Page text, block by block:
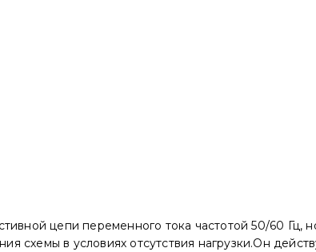
цепи переменного тока частотой 50/60
схемы в условиях отсутствия нагрузки.Он